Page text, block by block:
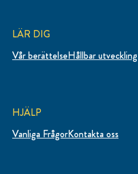
LÄR DIG
Vår berättelseHållbar utveckling
HJÄLP
Vanliga FrågorKontakta oss